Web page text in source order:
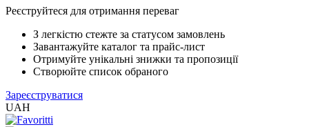
Реєструйтеся для отримання переваг
З легкістю стежте за статусом замовлень
Завантажуйте каталог та прайс-лист
Отримуйте унікальні знижки та пропозиції
Створюйте список обраного
Зареєструватися
UAH
EXCEL
(Розн.)
XLS
EXCEL
2005
(Опт)